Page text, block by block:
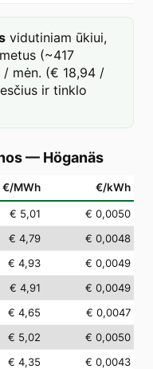
vidutiniam ūkiui,
(~417
/ mėn. (€ 18,94 /
ir tinklo
— Höganäs
€/MWh €/kWh
€ 5,01
€ 0,0050
€ 4,79
€ 0,0048
€ 4,93
€ 0,0049
€ 4,91
€ 0,0049
€ 4,65
€ 0,0047
€ 5,02
€ 0,0050
€ 4,35
€ 0,0043